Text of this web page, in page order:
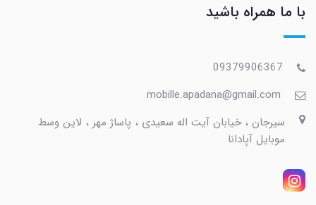
با ما همراه باشید
09379906367
mobille.apadana@gmail.com
سیرجان ، خیابان آیت اله سعیدی ، پاساژ مهر ، لاین وسط
موبایل آپادانا